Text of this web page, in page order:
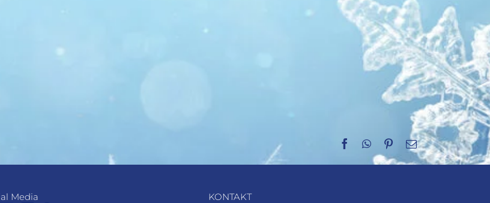
Facebook
WhatsApp
Pinterest
E-
Mail
Media
KONTAKT